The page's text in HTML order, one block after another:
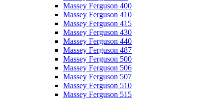
Massey Ferguson 400
Massey Ferguson 410
Massey Ferguson 415
Massey Ferguson 430
Massey Ferguson 440
Massey Ferguson 487
Massey Ferguson 500
Massey Ferguson 506
Massey Ferguson 507
Massey Ferguson 510
Massey Ferguson 515